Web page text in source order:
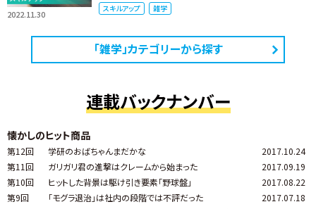
2022.11.30
スキルアップ 雑学
「雑学」カテゴリーから探す
連載バックナンバー
懐かしのヒット商品
第12回 学研のおばちゃんまだかな
2017.10.24
第11回
ガリガリ君の進撃はクレームから始まった
2017.09.19
第10回
ヒットした背景は駆け引き要素「野球盤」
2017.08.22
第9回
「モグラ退治」は社内の段階では不評だった
2017.07.18